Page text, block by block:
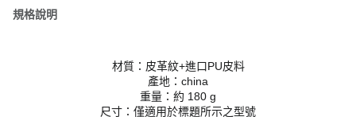
規格說明
材質：皮革紋+進口PU皮料
產地：china
重量：約 180 g
尺寸：僅適用於標題所示之型號